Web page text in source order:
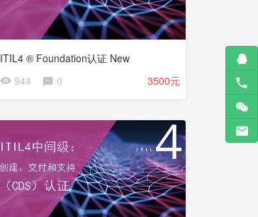
ITIL4 ® Foundation认证 New
944
0 3500元